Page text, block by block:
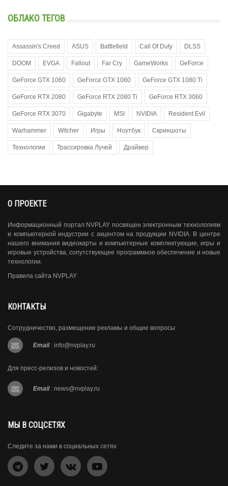
ОБЛАКО ТЕГОВ
Assassin's Creed ASUS Battlefield Call Of Duty DLSS
DOOM EVGA Fallout Far Cry GameWorks GeForce
GeForce GTX 1060 GeForce GTX 1080 GeForce GTX 1080 Ti
GeForce RTX 2080 GeForce RTX 2080 Ti GeForce RTX 3060
GeForce RTX 3070 Gigabyte MSI NVIDIA Resident Evil
Warhammer Witcher Игры Ноутбук Скриншоты
Технологии Трассировка Лучей Драйвер
О ПРОЕКТЕ
Информационный портал NVPLAY посвящен электронным технологиям
и компьютерной индустрии с акцентом на продукции NVIDIA. В центре
нашего внимания видеокарты и компьютерные комплектующие, игры и
игровые устройства, сопутствующее программное обеспечение и новые
технологии.
Правила сайта NVPLAY
КОНТАКТЫ
Сотрудничество, размещение рекламы и общие вопросы:
Email : info@nvplay.ru
Для пресс-релизов и новостей:
Email : news@nvplay.ru
МЫ В СОЦСЕТЯХ
Следите за нами в социальных сетях